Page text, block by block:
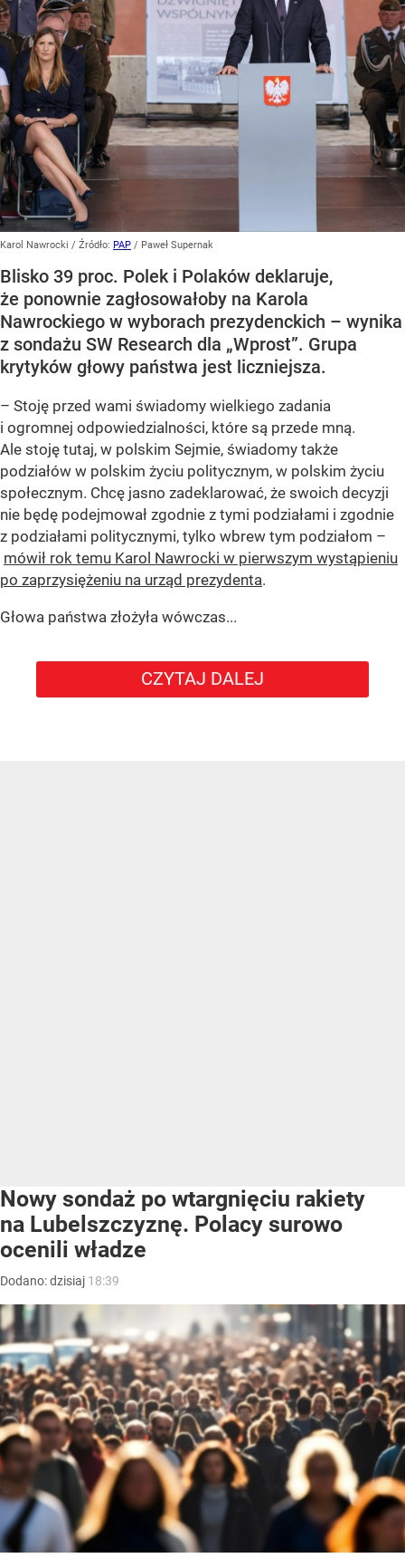
Karol Nawrocki / Źródło: PAP / Paweł Supernak
Blisko 39 proc. Polek i Polaków deklaruje,
że ponownie zagłosowałoby na Karola
Nawrockiego w wyborach prezydenckich – wynika
z sondażu SW Research dla „Wprost”. Grupa
krytyków głowy państwa jest liczniejsza.
– Stoję przed wami świadomy wielkiego zadania
i ogromnej odpowiedzialności, które są przede mną.
Ale stoję tutaj, w polskim Sejmie, świadomy także
podziałów w polskim życiu politycznym, w polskim życiu
społecznym. Chcę jasno zadeklarować, że swoich decyzji
nie będę podejmował zgodnie z tymi podziałami i zgodnie
z podziałami politycznymi, tylko wbrew tym podziałom –
mówił rok temu Karol Nawrocki w pierwszym wystąpieniu
po zaprzysiężeniu na urząd prezydenta.
Głowa państwa złożyła wówczas...
CZYTAJ DALEJ
Nowy sondaż po wtargnięciu rakiety
na Lubelszczyznę. Polacy surowo
ocenili władze
Dodano:dzisiaj 18:39